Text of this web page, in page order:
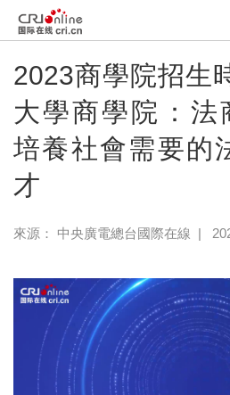
2023商學院招生
大學商學院：法
培養社會需要的
才
來源： 中央廣電總台國際在線 |